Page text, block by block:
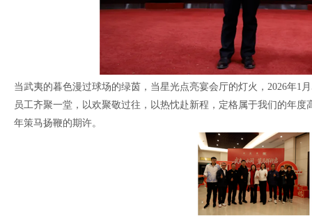
当武夷的暮色漫过球场的绿茵，当星光点亮宴会厅的灯火，2026年1
员工齐聚一堂，以欢聚敬过往，以热忱赴新程，定格属于我们的年
年策马扬鞭的期许。